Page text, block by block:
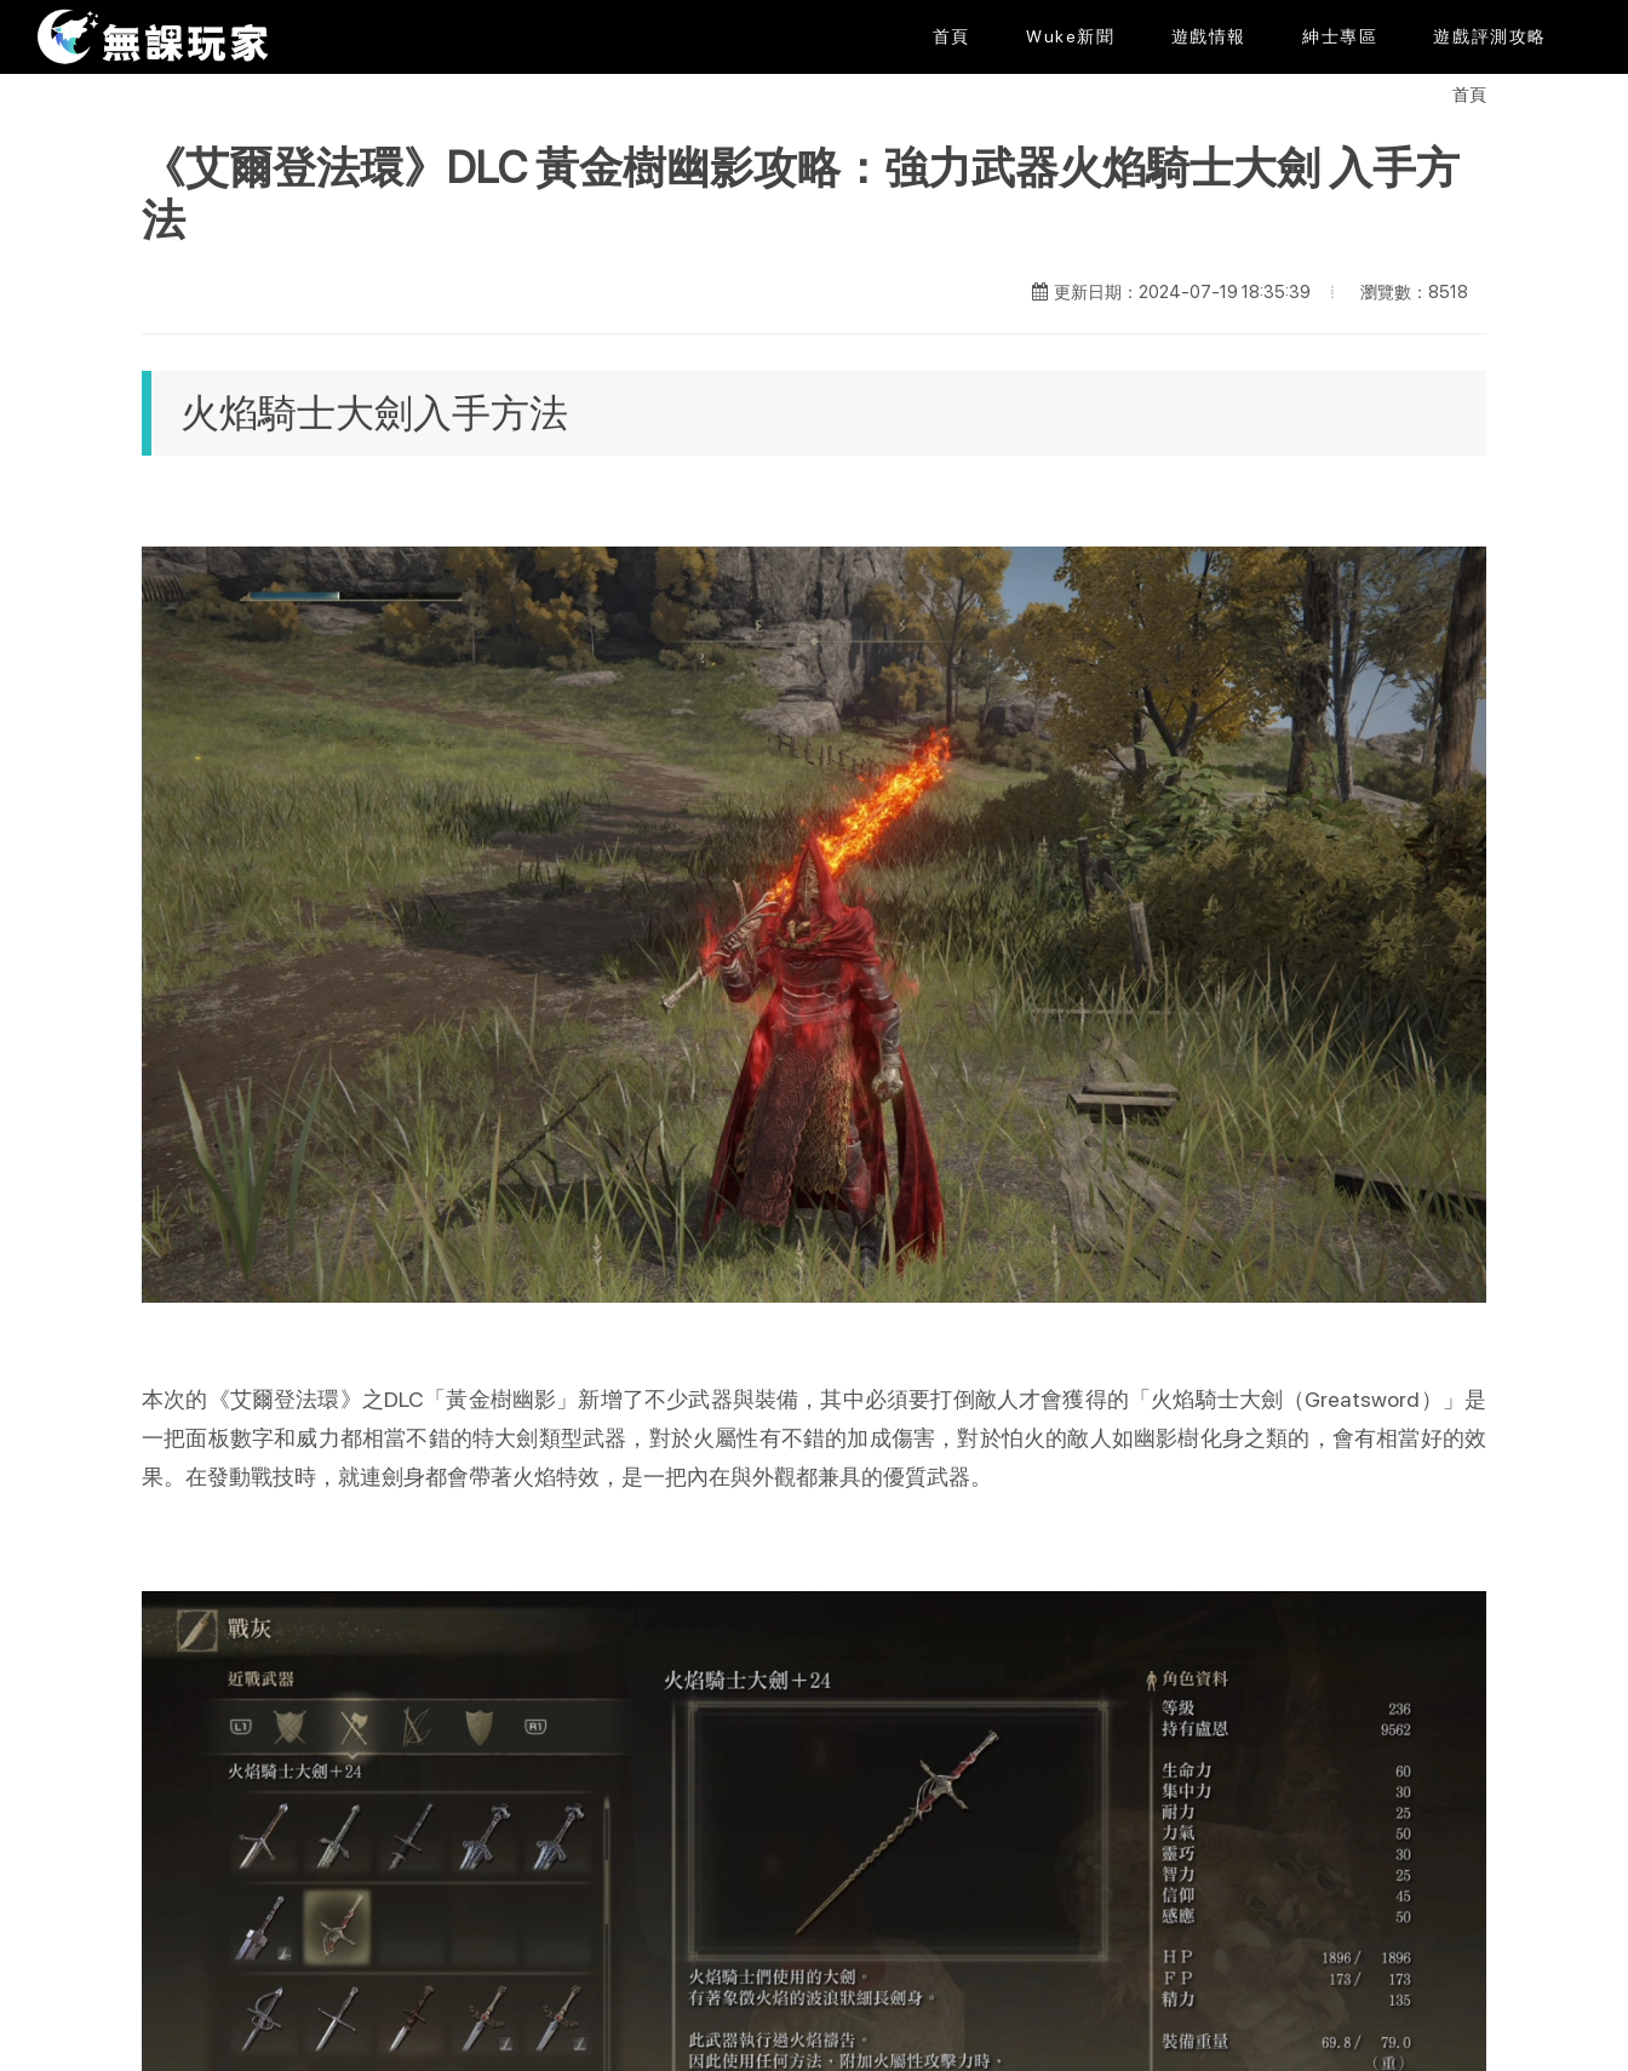
首頁 Wuke新聞 遊戲情報 紳士專區 遊戲評測攻略
首頁
《艾爾登法環》DLC 黃金樹幽影攻略：強力武器火焰騎士大劍 入手方
法
更新日期：2024-07-19 18:35:39 瀏覽數：8518
火焰騎士大劍入手方法
本次的《艾爾登法環》之DLC「黃金樹幽影」新增了不少武器與裝備，其中必須要打倒敵人才會獲得的「火焰騎士大劍（Greatsword）」是
一把面板數字和威力都相當不錯的特大劍類型武器，對於火屬性有不錯的加成傷害，對於怕火的敵人如幽影樹化身之類的，會有相當好的效
果。在發動戰技時，就連劍身都會帶著火焰特效，是一把內在與外觀都兼具的優質武器。